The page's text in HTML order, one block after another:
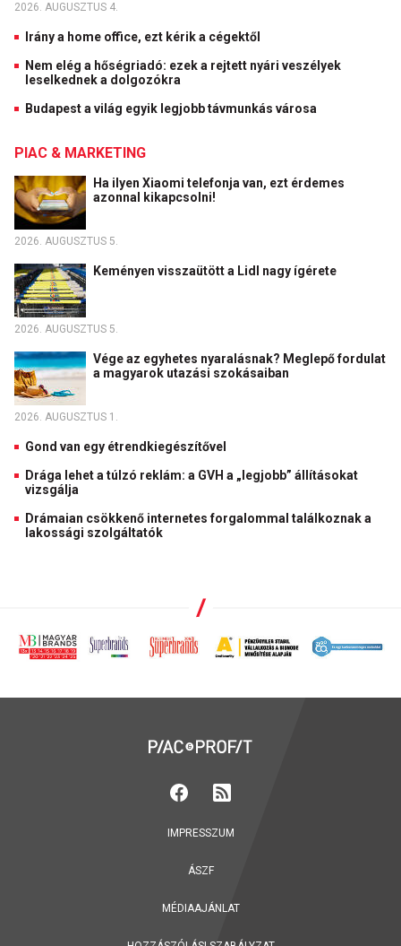
2026. AUGUSZTUS 4.
Irány a home office, ezt kérik a cégektől
Nem elég a hőségriadó: ezek a rejtett nyári veszélyek
leselkednek a dolgozókra
Budapest a világ egyik legjobb távmunkás városa
PIAC & MARKETING
Ha ilyen Xiaomi telefonja van, ezt érdemes
azonnal kikapcsolni!
2026. AUGUSZTUS 5.
Keményen visszaütött a Lidl nagy ígérete
2026. AUGUSZTUS 5.
Vége az egyhetes nyaralásnak? Meglepő fordulat
a magyarok utazási szokásaiban
2026. AUGUSZTUS 1.
Gond van egy étrendkiegészítővel
Drága lehet a túlzó reklám: a GVH a „legjobb” állításokat
vizsgálja
Drámaian csökkenő internetes forgalommal találkoznak a
lakossági szolgáltatók
IMPRESSZUM
ÁSZF
MÉDIAAJÁNLAT